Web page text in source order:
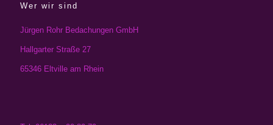
Wer wir sind
Jürgen Rohr Bedachungen GmbH
Hallgarter Straße 27
65346 Eltville am Rhein